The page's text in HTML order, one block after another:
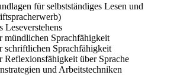
für selbstständiges Lesen und
Leseverstehens
mündlichen Sprachfähigkeit
schriftlichen Sprachfähigkeit
Reflexionsfähigkeit über Sprache
und Arbeitstechniken